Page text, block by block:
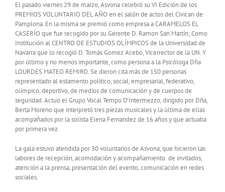
El pasado viernes 29 de marzo, Asvona celebró su VI Edición de los
PREMIOS VOLUNTARIO DEL AÑO en el salón de actos del Civican de
Pamplona. En la misma se premió como empresa a CARAMELOS EL
CASERÍO que fue recogido por su Gerente D. Ramon San Martín; Como
Institución al CENTRO DE ESTUDIOS OLÍMPICOS de la Universidad de
Navarra que lo recogió D. Tomás Gomez Acebo, Vicerrector de la UN. Y
por último y no menos importante, como persona a la Psicóloga Dña
LOURDES MATEO REMIRO. Se dieron cita más de 150 personas
representado al estamento político, social, empresarial, federativo,
olímpico, deportivo, de medios de comunicación y de cuerpos de
seguridad. Actuó el Grupo Vocal Tempo D’Intermezzo, dirigido por Dña,
Berta Moreno que interpretó tres piezas musicales y la última de ellas
acompañados por la solista Elena Fernandez de 16 años y que actuaba
por primera vez.
La gala estuvo atendida por 30 voluntarios de Asvona, que hicieron las
labores de recepción, acomodación y acompañamiento de invitados,
atención a la prensa, presentación del evento, comunicación en redes
sociales.